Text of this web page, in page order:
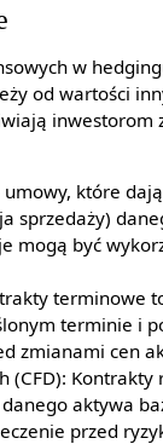
w
od wartości
inwestorom
które
sprzedaży)
mogą być
terminowe
terminie i
zmianami cen
(CFD):
aktywa
przed